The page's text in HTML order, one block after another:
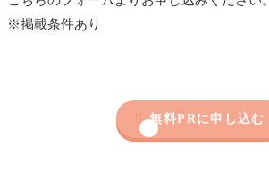
※掲載条件あり
 無料PRに申し込む